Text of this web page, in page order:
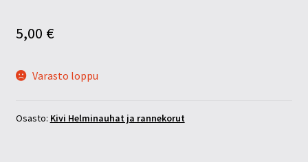
5,00 €
Varasto loppu
Osasto: Kivi Helminauhat ja rannekorut